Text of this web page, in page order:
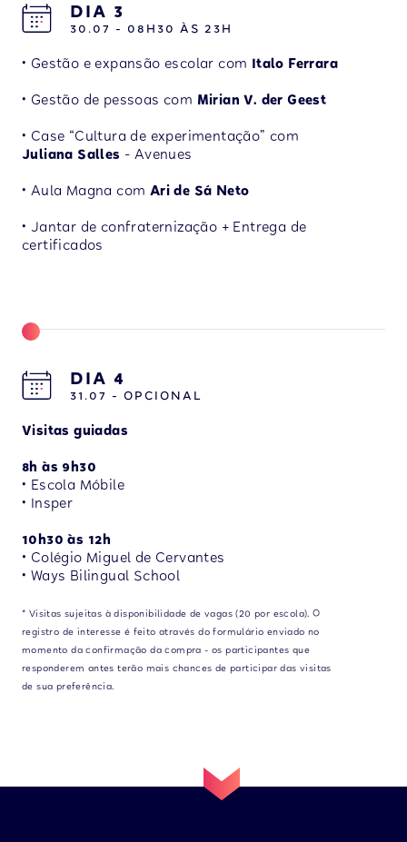
DIA 3
30.07 - 08H30 ÀS 23H
• Gestão e expansão escolar com Italo Ferrara
• Gestão de pessoas com Mirian V. der Geest
• Case “Cultura de experimentação” com
Juliana Salles - Avenues
• Aula Magna com Ari de Sá Neto
• Jantar de confraternização + Entrega de
certificados
DIA 4
31.07 - OPCIONAL
Visitas guiadas
8h às 9h30
• Escola Móbile
• Insper
10h30 às 12h
• Colégio Miguel de Cervantes
• Ways Bilingual School
* Visitas sujeitas à disponibilidade de vagas (20 por escola). O
registro de interesse é feito através do formulário enviado no
momento da confirmação da compra - os participantes que
responderem antes terão mais chances de participar das visitas
de sua preferência.